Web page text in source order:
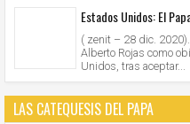
Estados Unidos: El
( zenit – 28 dic.
Alberto Rojas como
Unidos, tras aceptar...
LAS CATEQUESIS DEL PAPA